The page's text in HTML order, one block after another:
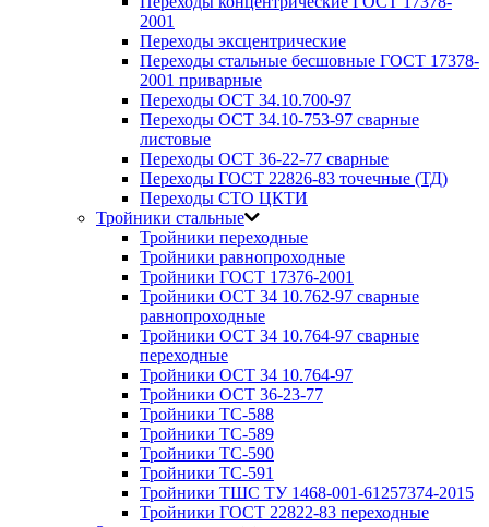
2001
Переходы эксцентрические
Переходы стальные бесшовные ГОСТ 17378-
2001 приварные
Переходы ОСТ 34.10.700-97
Переходы ОСТ 34.10-753-97 сварные
листовые
Переходы ОСТ 36-22-77 сварные
Переходы ГОСТ 22826-83 точечные (ТД)
Переходы СТО ЦКТИ
Тройники стальные
Тройники переходные
Тройники равнопроходные
Тройники ГОСТ 17376-2001
Тройники ОСТ 34 10.762-97 сварные
равнопроходные
Тройники ОСТ 34 10.764-97 сварные
переходные
Тройники ОСТ 34 10.764-97
Тройники ОСТ 36-23-77
Тройники ТС-588
Тройники ТС-589
Тройники ТС-590
Тройники ТС-591
Тройники ТШС ТУ 1468-001-61257374-2015
Тройники ГОСТ 22822-83 переходные